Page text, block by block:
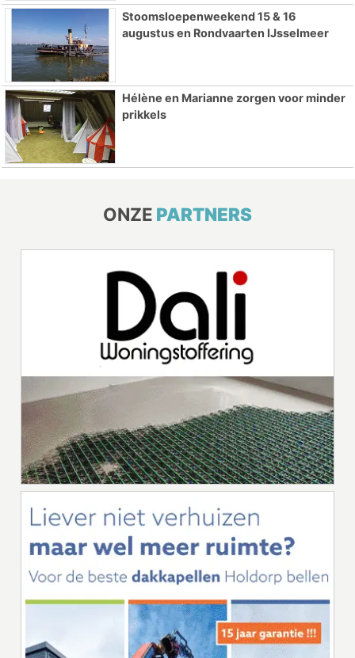
Stoomsloepenweekend 15 & 16
augustus en Rondvaarten IJsselmeer
Hélène en Marianne zorgen voor minder
prikkels
ONZE PARTNERS